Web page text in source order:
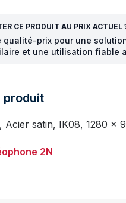
CE PRODUIT AU PRIX ACTUEL
qualité-prix pour une
et une utilisation fiable
produit
Acier satin, IK08, 1280
2N